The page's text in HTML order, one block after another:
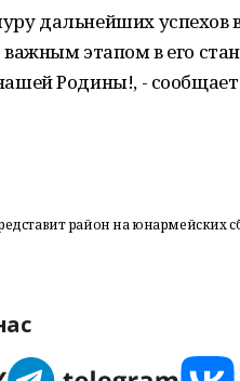
дальнейших успехов
этапом в его
Родины!, - сообщает
район на юнармейских